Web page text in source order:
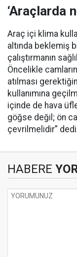
‘Araçlarda
Araç içi klima
altında beklemiş
çalıştırmanın
Öncelikle camların
atılması
kullanımına
içinde de hava
göğse değil; ön
çevrilmelidir”
HABERE